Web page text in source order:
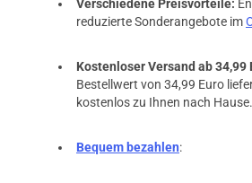
Verschiedene Preisvorteile:
reduzierte Sonderangebote im
Kostenloser Versand ab 34,99
Bestellwert von 34,99 Euro
kostenlos zu Ihnen nach Hause.
Bequem bezahlen: